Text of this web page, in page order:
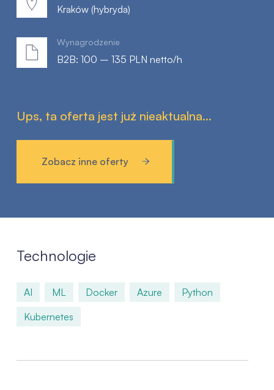
Kraków (hybryda)
Wynagrodzenie
B2B: 100 – 135 PLN netto/h
Ups, ta oferta jest już nieaktualna...
Zobacz inne oferty
Technologie
AI ML Docker Azure
Python
Kubernetes